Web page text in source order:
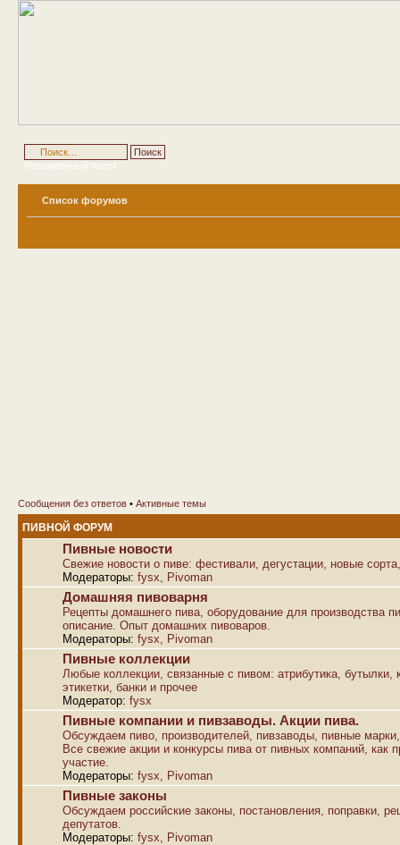
Расширенный поиск
Список форумов
Сообщения без ответов • Активные темы
ПИВНОЙ ФОРУМ
Пивные новости
Свежие новости о пиве: фестивали, дегустации, новые
Модераторы: fysx Pivoman
Домашняя пивоварня
Рецепты домашнего пива, оборудование для производства
описание. Опыт домашних пивоваров.
Модераторы: fysx Pivoman
Пивные коллекции
Любые коллекции, связанные с пивом: атрибутика, бутылки,
этикетки, банки и прочее
Модератор: fysx
Пивные компании и пивзаводы. Акции пива.
Обсуждаем пиво, производителей, пивзаводы, пивные
Все свежие акции и конкурсы пива от пивных компаний, как
участие.
Модераторы: fysx Pivoman
Пивные законы
Обсуждаем российские законы, постановления, поправки,
депутатов.
Модераторы: fysx Pivoman